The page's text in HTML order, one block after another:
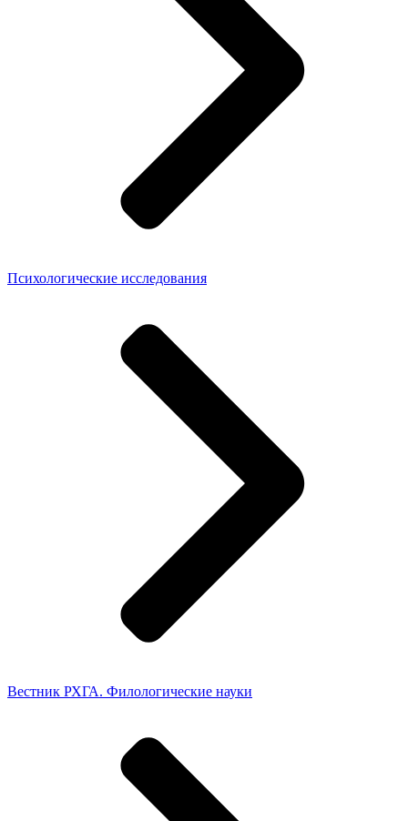
Психологические исследования
Вестник РХГА. Филологические науки